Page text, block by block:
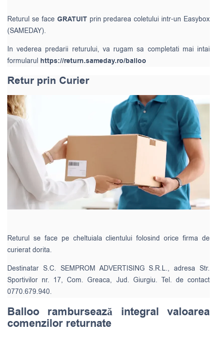
Returul se face GRATUIT prin predarea coletului intr-un Easybox
(SAMEDAY).
In vederea predarii returului, va rugam sa completati mai intai
formularul https://return.sameday.ro/balloo
Retur prin Curier
Returul se face pe cheltuiala clientului folosind orice firma de
curierat dorita.
Destinatar S.C. SEMPROM ADVERTISING S.R.L., adresa Str.
Sportivilor nr. 17, Com. Greaca, Jud. Giurgiu. Tel. de contact
0770.679.940.
Balloo rambursează integral valoarea
comenzilor returnate